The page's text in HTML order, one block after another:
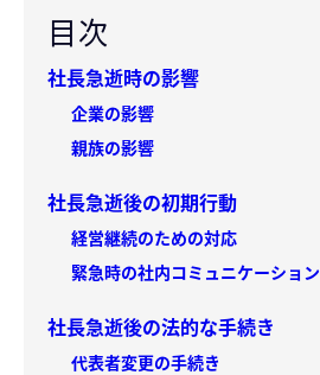
目次
社長急逝時の影響
企業の影響
親族の影響
社長急逝後の初期行動
経営継続のための対応
緊急時の社内コミュニケーション
社長急逝後の法的な手続き
代表者変更の手続き